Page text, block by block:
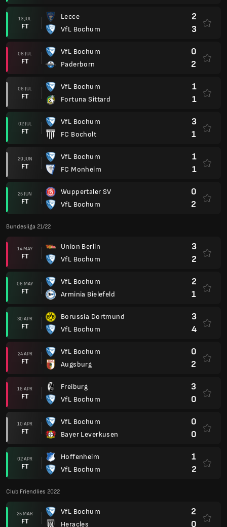
13 JUL
FT
Lecce
VfL Bochum
2
3
08 JUL
FT
VfL Bochum
Paderborn
0
2
06 JUL
FT
VfL Bochum
Fortuna Sittard
1
1
02 JUL
FT
VfL Bochum
FC Bocholt
3
1
29 JUN
FT
VfL Bochum
FC Monheim
1
1
25 JUN
FT
Wuppertaler SV
VfL Bochum
0
2
Bundesliga 21/22
14 MAY
FT
Union Berlin
VfL Bochum
3
2
06 MAY
FT
VfL Bochum
Arminia Bielefeld
2
1
30 APR
FT
Borussia Dortmund
VfL Bochum
3
4
24 APR
FT
VfL Bochum
Augsburg
0
2
16 APR
FT
Freiburg
VfL Bochum
3
0
10 APR
FT
VfL Bochum
Bayer Leverkusen
0
0
02 APR
FT
Hoffenheim
VfL Bochum
1
2
Club Friendlies 2022
25 MAR
FT
VfL Bochum
Heracles
2
0